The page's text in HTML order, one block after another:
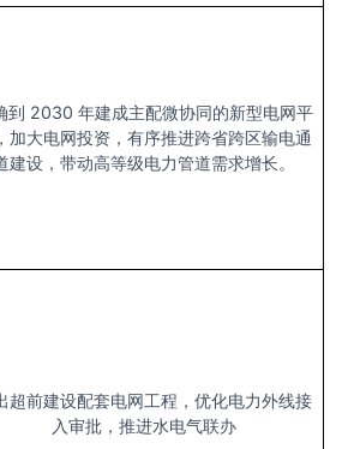
到 2030 年建成主配微协同的新型电网平
加大电网投资，有序推进跨省跨区输电通
建设，带动高等级电力管道需求增长。
超前建设配套电网工程，优化电力外线接
入审批，推进水电气联办